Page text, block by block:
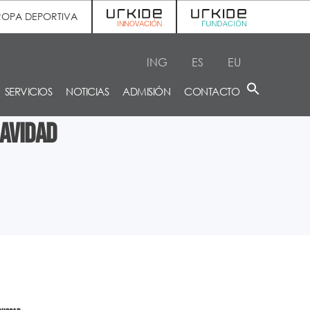
DEPORTIVA
ING ES EU
SERVICIOS NOTICIAS ADMISIÓN CONTACTO